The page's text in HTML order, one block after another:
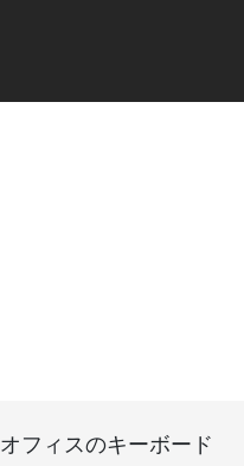
オフィスのキーボード